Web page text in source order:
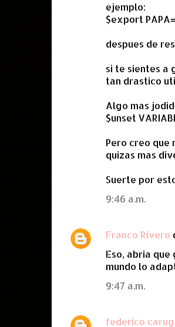
ejemplo:
$export
despues de
si te sientes a
tan drastico
Algo mas
$unset
Pero creo que
quizas mas
Suerte por
9:46 a.m.
Franco Rivero
Eso, abria
mundo lo
9:47 a.m.
federico